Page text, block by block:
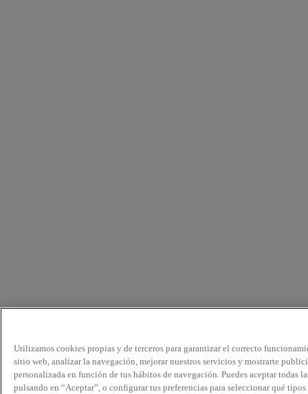
Utilizamos cookies propias y de terceros para garantizar el correcto
sitio web, analizar la navegación, mejorar nuestros servicios y mostrarte
personalizada en función de tus hábitos de navegación. Puedes aceptar todas
pulsando en “Aceptar”, o configurar tus preferencias para seleccionar qué tipos